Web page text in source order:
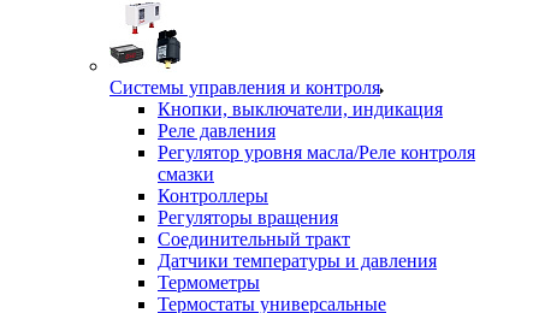
Системы управления и контроля
Кнопки, выключатели, индикация
Реле давления
Регулятор уровня масла/Реле контроля
смазки
Контроллеры
Регуляторы вращения
Соединительный тракт
Датчики температуры и давления
Термометры
Термостаты универсальные